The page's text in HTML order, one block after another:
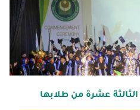
عشرة من طلابها